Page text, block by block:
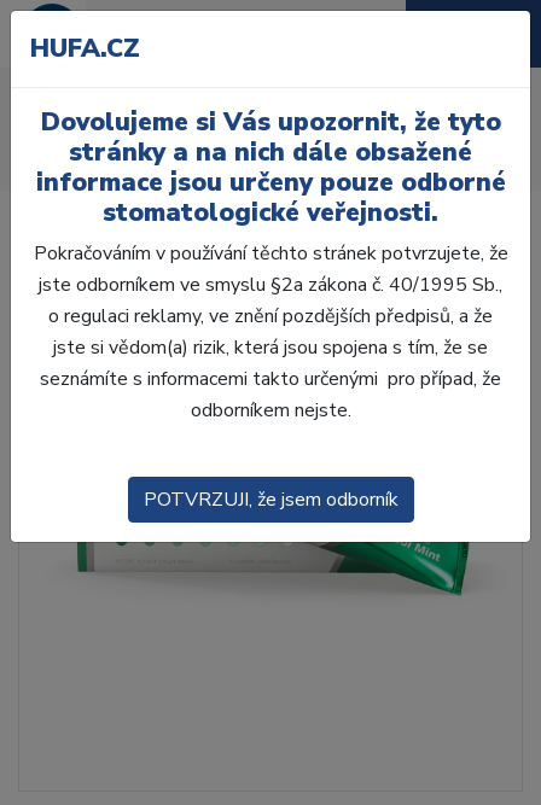
Úvod Ordinace Profylaxe
Zubní pasty, ústní vody
Zubní pasty
Bělící pasta Opalescence 133 g
Akce -20 %
HUFA.CZ
Dovolujeme si Vás upozornit, že tyto
stránky a na nich dále obsažené
informace jsou určeny pouze odborné
stomatologické veřejnosti.
Pokračováním v používání těchto stránek potvrzujete, že
jste odborníkem ve smyslu §2a zákona č. 40/1995 Sb.,
o regulaci reklamy, ve znění pozdějších předpisů, a že
jste si vědom(a) rizik, která jsou spojena s tím, že se
seznámíte s informacemi takto určenými pro případ, že
odborníkem nejste.
POTVRZUJI, že jsem odborník